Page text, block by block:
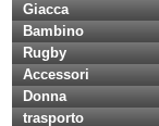
Giacca
Bambino
Rugby
Accessori
Donna
trasporto